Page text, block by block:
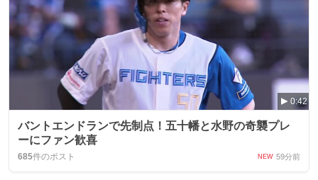
0:42
バントエンドランで先制点！五十幡と水野の奇襲プレ
ーにファン歓喜
685件のポスト NEW 59分前